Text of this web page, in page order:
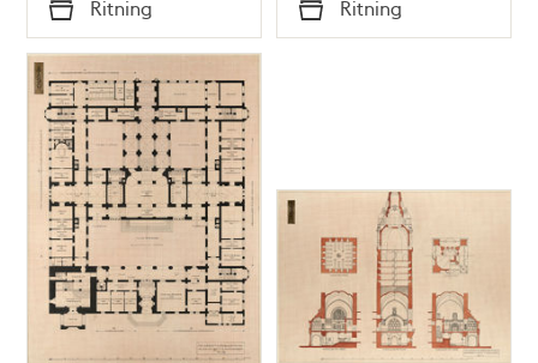
Typ
Ritning
Typ
Ritning